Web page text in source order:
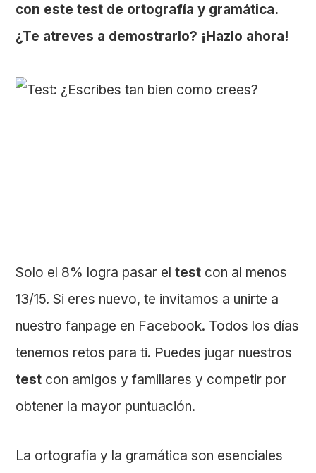
con este test de ortografía y gramática.
¿Te atreves a demostrarlo? ¡Hazlo ahora!
Solo el 8% logra pasar eltest con al menos
13/15. Si eres nuevo, te invitamos a unirte a
nuestro fanpage en Facebook. Todos los días
tenemos retos para ti. Puedes jugar nuestros
test con amigos y familiares y competir por
obtener la mayor puntuación.
La ortografía y la gramática son esenciales